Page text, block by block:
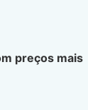
preços mais